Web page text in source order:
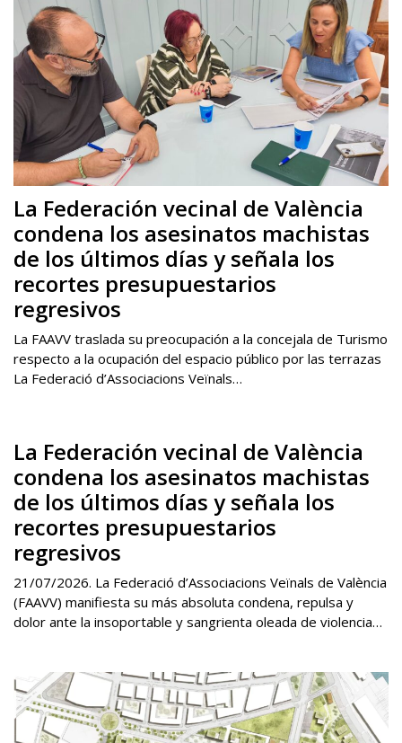
La Federación vecinal de València
condena los asesinatos machistas
de los últimos días y señala los
recortes presupuestarios
regresivos
La FAAVV traslada su preocupación a la concejala de Turismo
respecto a la ocupación del espacio público por las terrazas
La Federació d’Associacions Veïnals…
La Federación vecinal de València
condena los asesinatos machistas
de los últimos días y señala los
recortes presupuestarios
regresivos
21/07/2026. La Federació d’Associacions Veïnals de València
(FAAVV) manifiesta su más absoluta condena, repulsa y
dolor ante la insoportable y sangrienta oleada de violencia…